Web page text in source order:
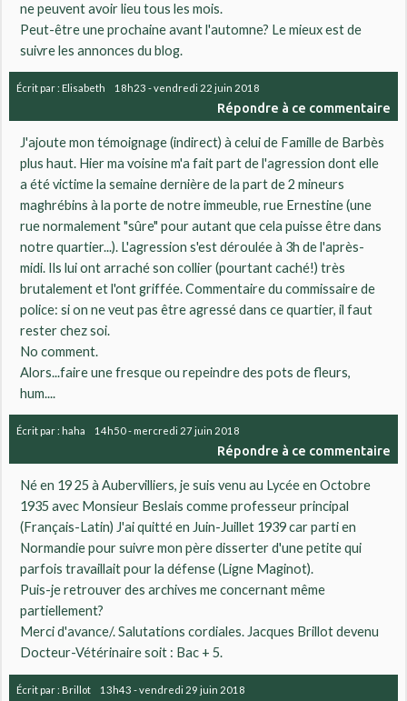
ne peuvent avoir lieu tous les mois.
Peut-être une prochaine avant l'automne? Le mieux est de
suivre les annonces du blog.
Écrit par : Elisabeth 18h23 -vendredi 22 juin 2018
Répondre à ce commentaire
J'ajoute mon témoignage (indirect) à celui de Famille de Barbès
plus haut. Hier ma voisine m'a fait part de l'agression dont elle
a été victime la semaine dernière de la part de 2 mineurs
maghrébins à la porte de notre immeuble, rue Ernestine (une
rue normalement "sûre" pour autant que cela puisse être dans
notre quartier...). L'agression s'est déroulée à 3h de l'après-
midi. Ils lui ont arraché son collier (pourtant caché!) très
brutalement et l'ont griffée. Commentaire du commissaire de
police: si on ne veut pas être agressé dans ce quartier, il faut
rester chez soi.
No comment.
Alors...faire une fresque ou repeindre des pots de fleurs,
hum....
Écrit par : haha 14h50- mercredi 27juin 2018
Répondre à ce commentaire
Né en 19 25 à Aubervilliers, je suis venu au Lycée en Octobre
1935 avec Monsieur Beslais comme professeur principal
(Français-Latin) J'ai quitté en Juin-Juillet 1939 car parti en
Normandie pour suivre mon père disserter d'une petite qui
parfois travaillait pour la défense (Ligne Maginot).
Puis-je retrouver des archives me concernant même
partiellement?
Merci d'avance/. Salutations cordiales. Jacques Brillot devenu
Docteur-Vétérinaire soit : Bac + 5.
Écrit par : Brillot 13h43 -vendredi 29 juin 2018